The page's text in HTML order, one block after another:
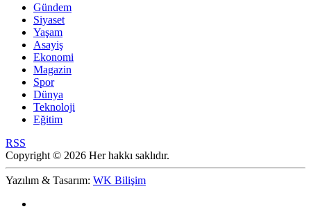
Gündem
Siyaset
Yaşam
Asayiş
Ekonomi
Magazin
Spor
Dünya
Teknoloji
Eğitim
RSS
Copyright © 2026 Her hakkı saklıdır.
Yazılım & Tasarım: WK Bilişim